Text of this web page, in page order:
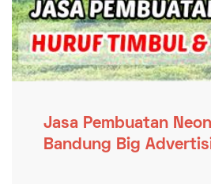
Jasa Pembuatan
Bandung Big